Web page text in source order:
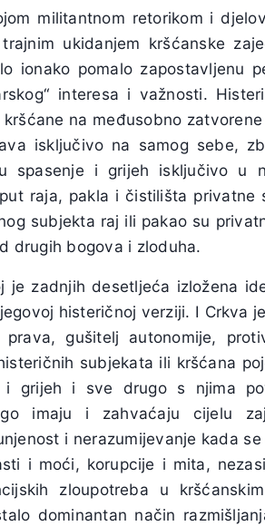
militantnom retorikom i
ukidanjem kršćanske
ionako pomalo zapostavljenu
interesa i važnosti.
na međusobno
isključivo na samog sebe,
spasenje i grijeh isključivo u
raja, pakla i čistilišta
subjekta raj ili pakao su
drugih bogova i zloduha.
je zadnjih desetljeća izložena
histeričnoj verziji. I Crkva
gušitelj autonomije,
subjekata ili kršćana
i grijeh i sve drugo s njima
imaju i zahvaćaju cijelu
i nerazumijevanje kada
i moći, korupcije i mita,
zloupotreba u
dominantan način